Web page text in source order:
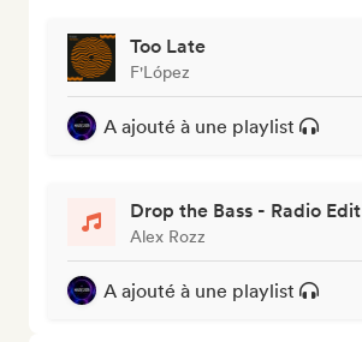
Too Late
F'López
A ajouté à une playlist
Drop the Bass - Radio Edit
Alex Rozz
A ajouté à une playlist